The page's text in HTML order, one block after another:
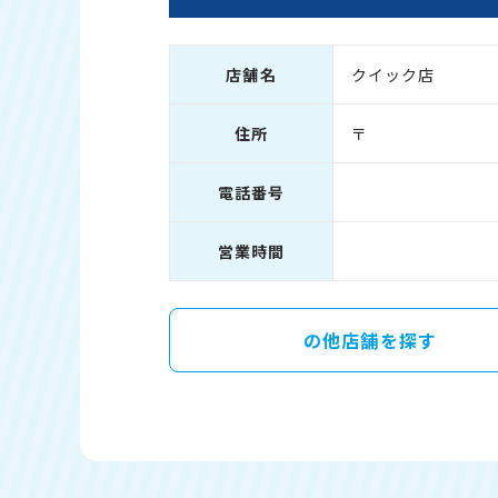
店舗名 クイック店
住所 〒
電話番号
営業時間
の他店舗を探す